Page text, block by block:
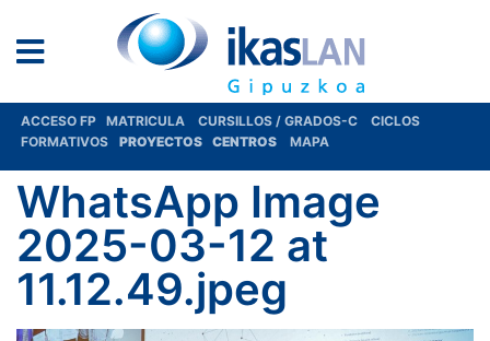
ACCESO FP MATRICULA CURSILLOS / GRADOS-C
CICLOS
FORMATIVOS
PROYECTOS CENTROS MAPA
WhatsApp Image
2025-03-12 at
11.12.49.jpeg